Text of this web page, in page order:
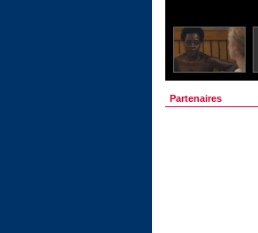
Partenaires